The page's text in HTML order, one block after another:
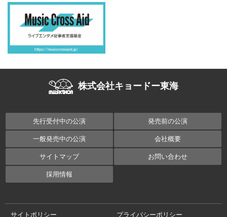
株式会社キョードー東海
先行受付中の公演 発売前の公演
一般発売中の公演 会社概要
サイトマップ お問い合わせ
採用情報
サイトポリシー プライバシーポリシー